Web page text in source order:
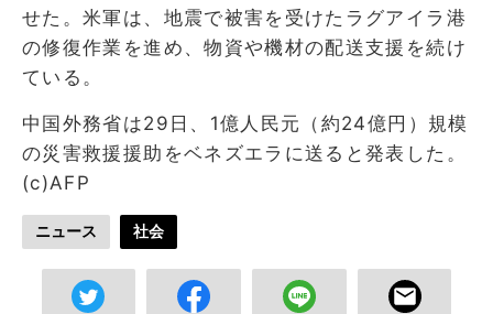
せた。米軍は、地震で被害を受けたラグアイラ港
の修復作業を進め、物資や機材の配送支援を続け
ている。
中国外務省は29日、1億人民元（約24億円）規模
の災害救援援助をベネズエラに送ると発表した。
(c)AFP
ニュース 社会